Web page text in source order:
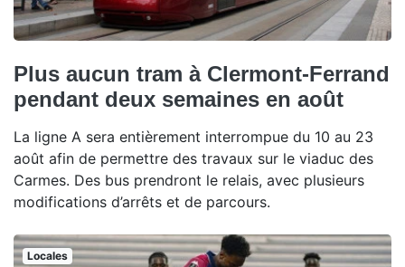
Plus aucun tram à Clermont-Ferrand
pendant deux semaines en août
La ligne A sera entièrement interrompue du 10 au 23
août afin de permettre des travaux sur le viaduc des
Carmes. Des bus prendront le relais, avec plusieurs
modifications d’arrêts et de parcours.
Locales